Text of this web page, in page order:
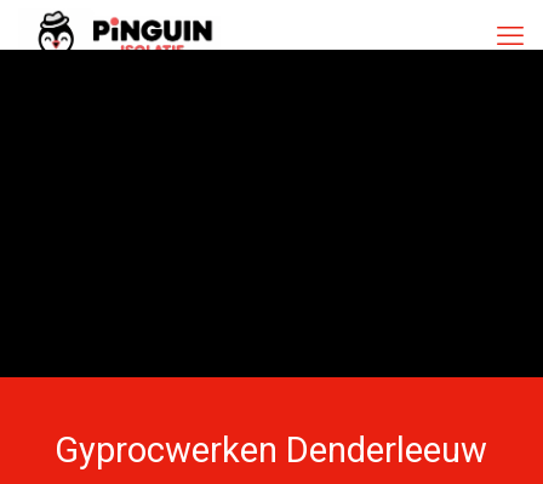
Gyprocwerken Denderleeuw